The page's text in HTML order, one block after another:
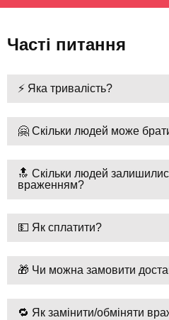
Часті питання
⚡ Яка тривалість?
🤗 Скільки людей може
🔝 Скільки людей
враженням?
💵 Як сплатити?
🎁 Чи можна замовити
🔁 Як замінити/обміняти